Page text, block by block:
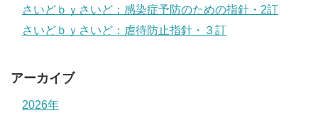
さいどｂｙさいど：感染症予防のための指針・2訂
さいどｂｙさいど：虐待防止指針・３訂
アーカイブ
2026年